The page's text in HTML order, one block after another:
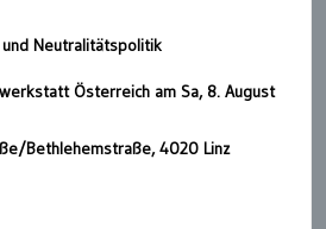
Neutralitätspolitik
Österreich am Sa, 8. August
Bethlehemstraße, 4020 Linz